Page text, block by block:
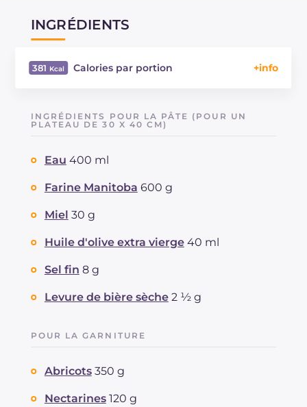
INGRÉDIENTS
381 Calories par portion
Dont sucres
Graisses
Fibre
Sodium
INGRÉDIENTS POUR LA PÂTE (POUR UN
PLATEAU DE 30 X 40 CM)
Eau 400 ml
Farine Manitoba 600 g
Miel 30 g
Huile d'olive extra vierge 40 ml
Sel fin 8 g
Levure de bière sèche 2 ½ g
POUR LA GARNITURE
Abricots 350 g
Nectarines 120 g